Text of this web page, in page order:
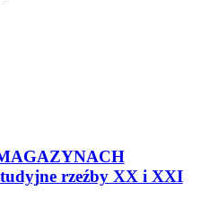
rzeźby XX i XXI